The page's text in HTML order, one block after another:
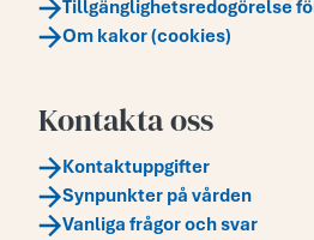
Tillgänglighetsredogörelse
Om kakor (cookies)
Kontakta oss
Kontaktuppgifter
Synpunkter på vården
Vanliga frågor och svar